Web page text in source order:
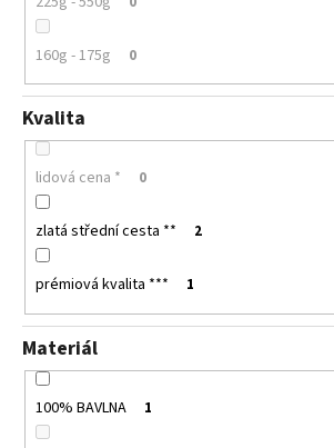
160g - 175g 0
Kvalita
lidová cena * 0
zlatá střední cesta ** 2
prémiová kvalita *** 1
Materiál
100% BAVLNA 1